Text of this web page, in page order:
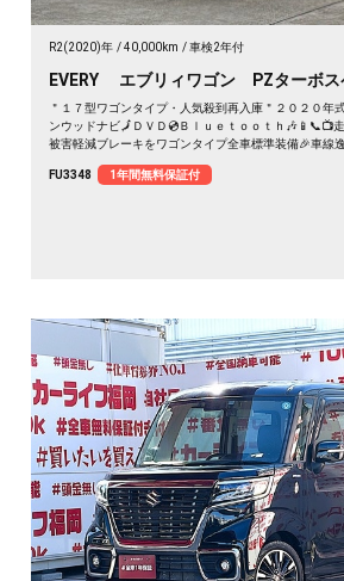
R2(2020)年 40,000km 車検2年付
EVERY エブリィワゴン PZターボス
＂１７型ワゴンタイプ・人気殺到再入庫＂２０２０年
ンウッドナビ🗾ＤＶＤ💿Ｂｌｕｅｔｏｏｔｈ🎶📱📞📺
被害軽減ブレーキをワゴンタイプ全車標準装備🎉車線
１６．２ｋｍ／Ｌ🍃ベンチシートタイプ💺🌈車検2年付
FU3348 1年間無料保証付